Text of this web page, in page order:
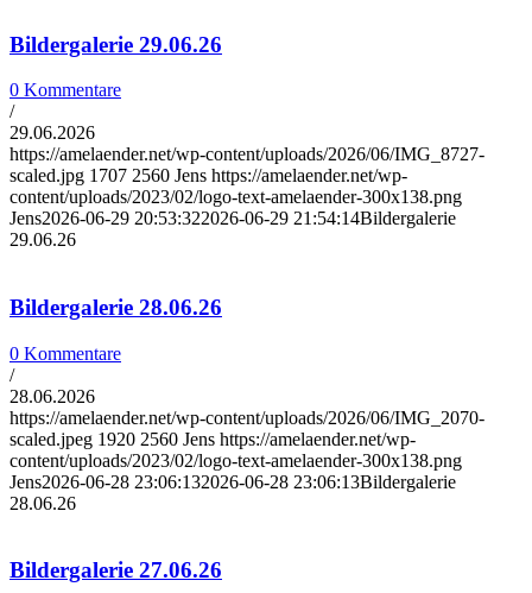
Bildergalerie 29.06.26
0 Kommentare
/
29.06.2026
https://amelaender.net/wp-content/uploads/2026/06/IMG_8727-
scaled.jpg 1707 2560 Jens https://amelaender.net/wp-
content/uploads/2023/02/logo-text-amelaender-300x138.png
Jens2026-06-29 20:53:322026-06-29 21:54:14Bildergalerie
29.06.26
Bildergalerie 28.06.26
0 Kommentare
/
28.06.2026
https://amelaender.net/wp-content/uploads/2026/06/IMG_2070-
scaled.jpeg 1920 2560 Jens https://amelaender.net/wp-
content/uploads/2023/02/logo-text-amelaender-300x138.png
Jens2026-06-28 23:06:132026-06-28 23:06:13Bildergalerie
28.06.26
Bildergalerie 27.06.26